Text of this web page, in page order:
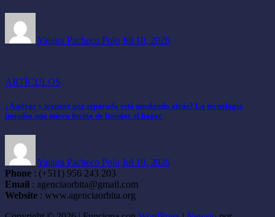
Yajaira Pacheco Polo Jul 10, 2026
ARTÍCULOS
¿Aspirar y trapear por separado está quedando atrás? La tecnología
impulsa una nueva forma de limpiar el hogar
Yajaira Pacheco Polo Jul 10, 2026
Phone : (+511) 956 243 203
Email : agenciaorbita@gmail.com
Website : www.agenciaorbita.org